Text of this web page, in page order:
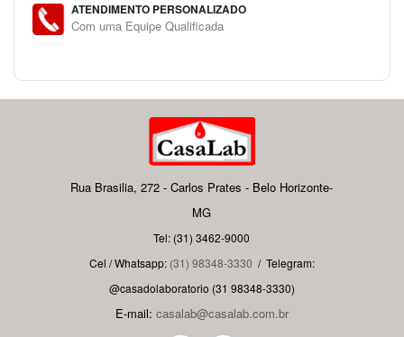
ATENDIMENTO PERSONALIZADO
Com uma Equipe Qualificada
Rua Brasilia, 272 - Carlos Prates - Belo Horizonte-
MG
Tel: (31) 3462-9000
Cel / Whatsapp: (31) 98348-3330 / Telegram:
@casadolaboratorio (31 98348-3330)
E-mail: casalab@casalab.com.br